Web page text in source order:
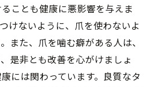
ことも健康に悪影響を与えま
けないように、爪を使わないよ
また、爪を噛む癖がある人は、
是非とも改善を心がけましょ
には関わっています。良質なタ